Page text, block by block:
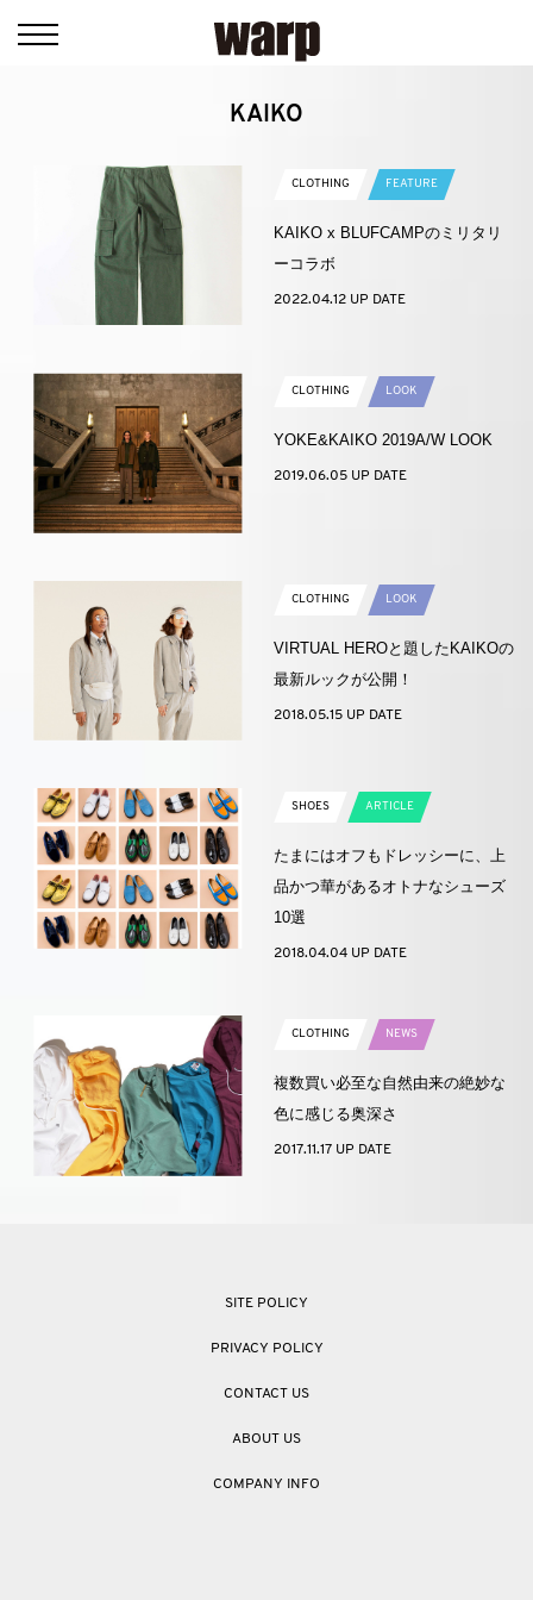
KAIKO
CLOTHING FEATURE
KAIKO x BLUFCAMPのミリタリ
ーコラボ
2022.04.12 UP DATE
CLOTHING LOOK
YOKE&KAIKO 2019A/W LOOK
2019.06.05 UP DATE
CLOTHING LOOK
VIRTUAL HEROと題したKAIKOの
最新ルックが公開！
2018.05.15 UP DATE
SHOES ARTICLE
たまにはオフもドレッシーに、上
品かつ華があるオトナなシューズ
10選
2018.04.04 UP DATE
CLOTHING NEWS
複数買い必至な自然由来の絶妙な
色に感じる奥深さ
2017.11.17 UP DATE
SITE POLICY
PRIVACY POLICY
CONTACT US
ABOUT US
COMPANY INFO